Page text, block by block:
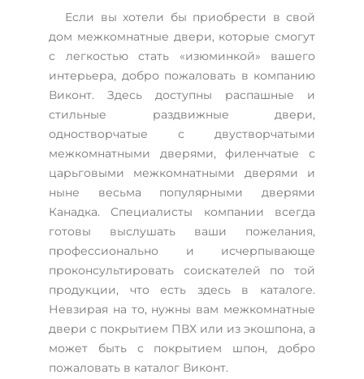
Если вы хотели бы приобрести в свой
дом межкомнатные двери, которые смогут
с легкостью стать «изюминкой» вашего
интерьера, добро пожаловать в компанию
Виконт. Здесь доступны распашные и
стильные раздвижные двери,
одностворчатые с двустворчатыми
межкомнатными дверями, филенчатые с
царьговыми межкомнатными дверями и
ныне весьма популярными дверями
Канадка. Специалисты компании всегда
готовы выслушать ваши пожелания,
профессионально и исчерпывающе
проконсультировать соискателей по той
продукции, что есть здесь в каталоге.
Невзирая на то, нужны вам межкомнатные
двери с покрытием ПВХ или из экошпона, а
может быть с покрытием шпон, добро
пожаловать в каталог Виконт.